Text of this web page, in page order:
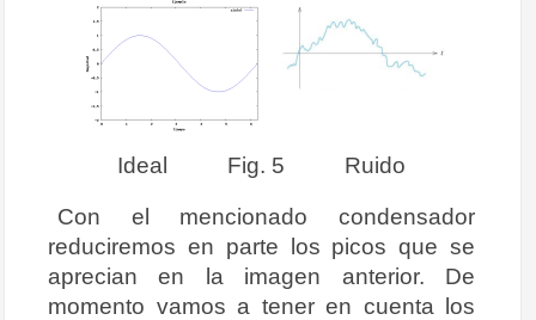
Ideal Fig. 5 Ruido
Con el mencionado condensador
reduciremos en parte los picos que se
aprecian en la imagen anterior. De
momento vamos a tener en cuenta los